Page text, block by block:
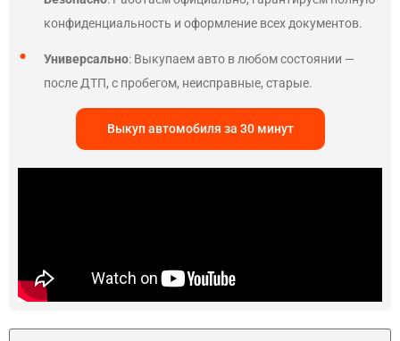
конфиденциальность и оформление всех документов.
Универсально: Выкупаем авто в любом состоянии —
после ДТП, с пробегом, неисправные, старые.
Выкуп автомобиля за 30 минут